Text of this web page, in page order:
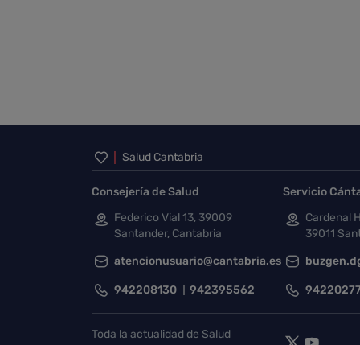
Inicio del pie de página
Salud Cantabria
Consejería de Salud
Federico Vial 13, 39009
Santander, Cantabria
atencionusuario@cantabria.es
942208130 942395562
Servicio
Cardenal
39011
Toda la actualidad de Salud